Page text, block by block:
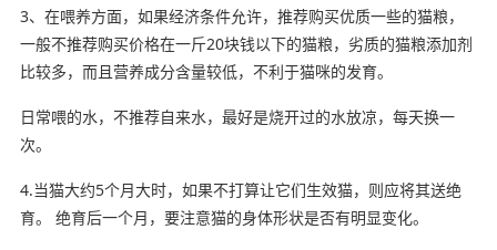
3、在喂养方面，如果经济条件允许，推荐购买优质一些的猫粮，
一般不推荐购买价格在一斤20块钱以下的猫粮，劣质的猫粮添加剂
比较多，而且营养成分含量较低，不利于猫咪的发育。
日常喂的水，不推荐自来水，最好是烧开过的水放凉，每天换一
次。
4.当猫大约5个月大时，如果不打算让它们生效猫，则应将其送绝
育。 绝育后一个月，要注意猫的身体形状是否有明显变化。